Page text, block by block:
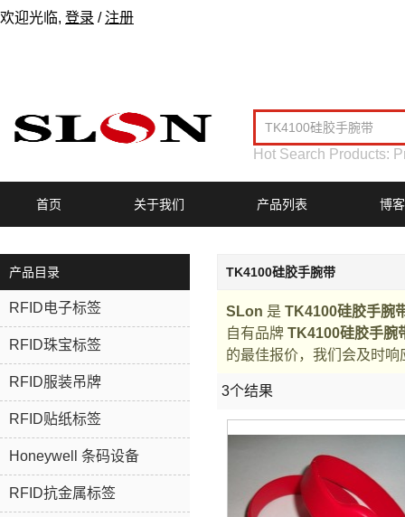
欢迎光临, 登录 / 注册
Hot Search Products:
首页 关于我们 产品列表 博客
产品目录
RFID电子标签
RFID珠宝标签
RFID服装吊牌
RFID贴纸标签
Honeywell 条码设备
RFID抗金属标签
TK4100硅胶手腕带
SLon 是 TK4100硅胶手腕
自有品牌 TK4100硅胶手腕
的最佳报价，我们会及时
3个结果